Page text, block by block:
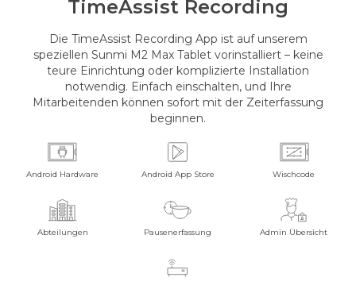
TimeAssist Recording
Die TimeAssist Recording App ist auf unserem
speziellen Sunmi M2 Max Tablet vorinstalliert – keine
teure Einrichtung oder komplizierte Installation
notwendig. Einfach einschalten, und Ihre
Mitarbeitenden können sofort mit der Zeiterfassung
beginnen.
Android Hardware Android App Store Wischcode
Abteilungen Pausenerfassung Admin Übersicht